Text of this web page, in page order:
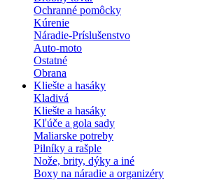
Ochranné pomôcky
Kúrenie
Náradie-Príslušenstvo
Auto-moto
Ostatné
Obrana
Kliešte a hasáky
Kladivá
Kliešte a hasáky
Kľúče a gola sady
Maliarske potreby
Pilníky a rašple
Nože, brity, dýky a iné
Boxy na náradie a organizéry